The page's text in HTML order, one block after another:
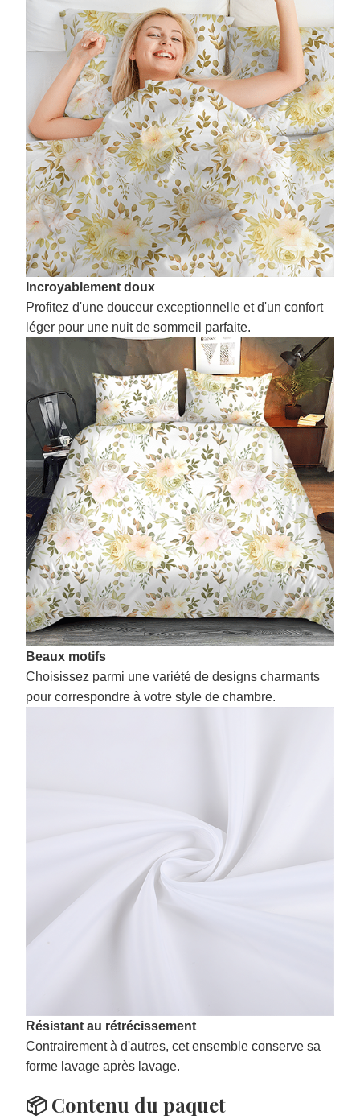
Incroyablement doux
Profitez d'une douceur exceptionnelle et d'un confort
léger pour une nuit de sommeil parfaite.
Beaux motifs
Choisissez parmi une variété de designs charmants
pour correspondre à votre style de chambre.
Résistant au rétrécissement
Contrairement à d'autres, cet ensemble conserve sa
forme lavage après lavage.
📦 Contenu du paquet